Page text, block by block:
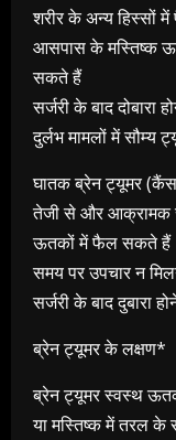
शरीर के अन्य हिस्सों
आसपास के मस्तिष्क
सकते हैं
सर्जरी के बाद दोबारा
दुर्लभ मामलों में सौम्य
घातक ब्रेन ट्यूमर
तेजी से और आक्रामक
ऊतकों में फैल सकते
समय पर उपचार न
सर्जरी के बाद दुबारा
ब्रेन ट्यूमर के लक्षण*
ब्रेन ट्यूमर स्वस्थ
या मस्तिष्क में तरल के